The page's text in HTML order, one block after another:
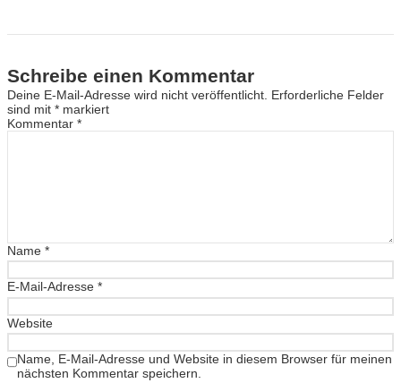
Schreibe einen Kommentar
Deine E-Mail-Adresse wird nicht veröffentlicht. Erforderliche Felder
sind mit * markiert
Kommentar *
Name *
E-Mail-Adresse *
Website
Name, E-Mail-Adresse und Website in diesem Browser für meinen
nächsten Kommentar speichern.